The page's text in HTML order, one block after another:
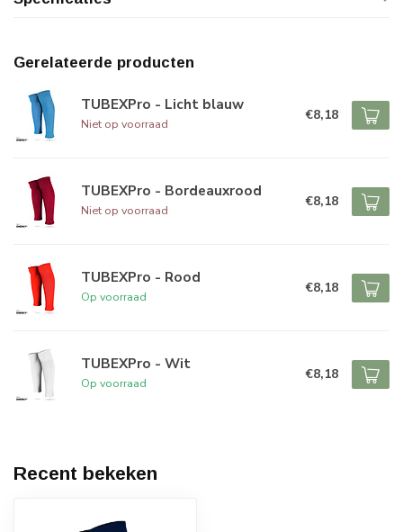
Gerelateerde producten
TUBEXPro - Licht blauw
Niet op voorraad
€8,18
TUBEXPro - Bordeauxrood
Niet op voorraad
€8,18
TUBEXPro - Rood
Op voorraad
€8,18
TUBEXPro - Wit
Op voorraad
€8,18
Recent bekeken